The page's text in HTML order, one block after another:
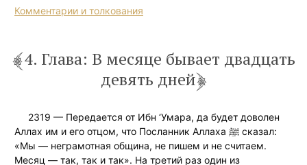
Комментарии и толкования
4. Глава: В месяце бывает двадцать
девять дней
2319 — Передается от Ибн ‘Умара, да будет доволен
Аллах им и его отцом, что Посланник Аллаха ﷺ сказал:
«Мы — неграмотная община, не пишем и не считаем.
Месяц — так, так и так». На третий раз один из